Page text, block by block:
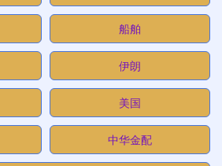
船舶
伊朗
美国
中华金配